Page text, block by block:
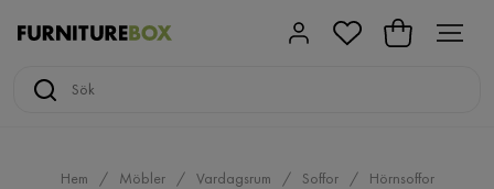
Hem Möbler Vardagsrum Soffor Hörnsoffor